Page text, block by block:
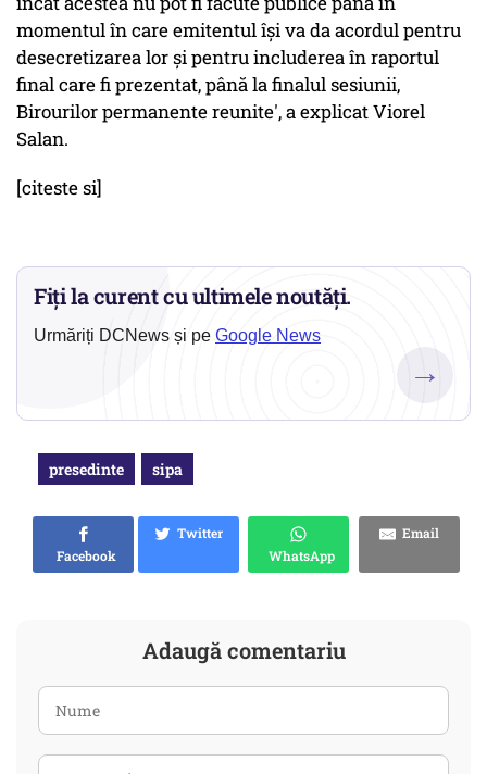
momentul în care emitentul îşi va da acordul pentru
desecretizarea lor şi pentru includerea în raportul
final care fi prezentat, până la finalul sesiunii,
Birourilor permanente reunite', a explicat Viorel
Salan.
[citeste si]
Fiți la curent cu ultimele noutăți.
Urmăriți DCNews și pe Google News
→
presedinte sipa
Facebook
Twitter
WhatsApp
Email
Adaugă comentariu